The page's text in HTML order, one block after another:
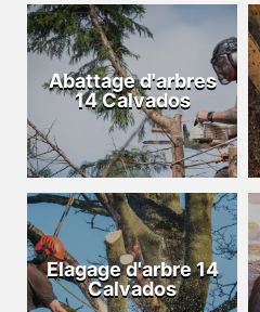
Abattage d'arbres
14 Calvados
Elagage d'arbre 14
Calvados